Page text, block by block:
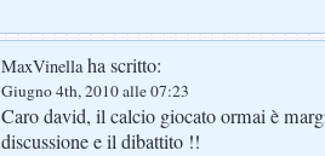
MaxVinellaha scritto:
Giugno 4th, 2010 alle 07:23
Caro david, il calcio giocato ormai è
discussione e il dibattito !!